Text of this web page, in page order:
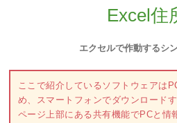
Excel住
エクセルで作動するシ
ここで紹介しているソフトウェアは
め、スマートフォンでダウンロード
ページ上部にある共有機能でPCと情